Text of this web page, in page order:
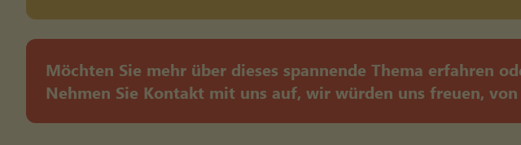
Möchten Sie mehr über dieses spannende Thema erfahren
Nehmen Sie Kontakt mit uns auf, wir würden uns freuen,